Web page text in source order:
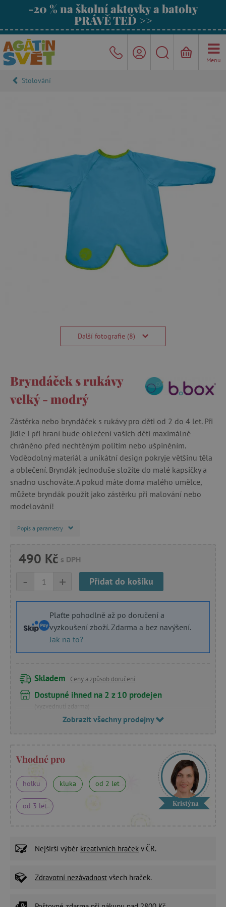
-20 % na školní aktovky a batohy
PRÁVĚ TEĎ >>
Menu
Stolování
Další fotografie (8)
Bryndáček s rukávy
velký - modrý
Zástěrka nebo bryndáček s rukávy pro děti od 2 do 4 let. Při
jídle i při hraní bude oblečení vašich dětí maximálně
chráněno před nechtěným politím nebo ušpiněním.
Voděodolný materiál a unikátní design pokryje většinu těla
a oblečení. Bryndák jednoduše složíte do malé kapsičky a
snadno uschováte. A pokud máte doma malého umělce,
můžete bryndák použít jako zástěrku při malování nebo
modelování!
Popis a parametry
490 Kč s DPH
+
- Přidat do košíku
Plaťte pohodlně až po doručení a
vyzkoušení zboží. Zdarma a bez navýšení.
Jak na to?
Skladem Ceny a způsob doručení
Dostupné ihned na 2 z 10 prodejen
(vyzvednutí zdarma)
Zobrazit všechny prodejny
Vhodné pro
holku kluka od 2 let
od 3 let Kristýna
Nejširší výběr kreativních hraček v ČR.
Zdravotní nezávadnost všech hraček.